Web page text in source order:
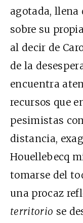
agotada, llena
sobre su
al decir de
de la
encuentra
recursos que
pesimistas
distancia,
Houellebecq
tomarse del
una procaz
territorio se